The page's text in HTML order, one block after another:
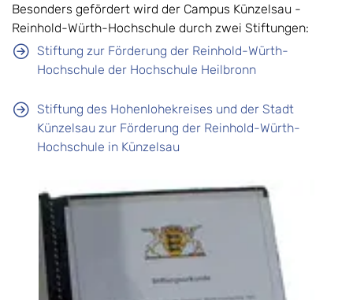
Besonders gefördert wird der Campus Künzelsau -
Reinhold-Würth-Hochschule durch zwei Stiftungen:
Stiftung zur Förderung der Reinhold-Würth-
Hochschule der Hochschule Heilbronn
Stiftung des Hohenlohekreises und der Stadt
Künzelsau zur Förderung der Reinhold-Würth-
Hochschule in Künzelsau